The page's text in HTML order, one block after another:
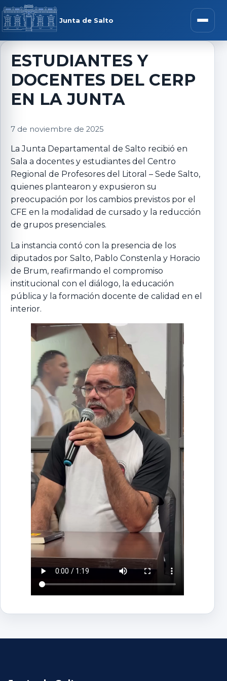
Saltar al contenido
Junta de Salto Abrir
menú
ESTUDIANTES Y
DOCENTES DEL CERP
EN LA JUNTA
7 de noviembre de 2025
La Junta Departamental de Salto recibió en
Sala a docentes y estudiantes del Centro
Regional de Profesores del Litoral – Sede Salto,
quienes plantearon y expusieron su
preocupación por los cambios previstos por el
CFE en la modalidad de cursado y la reducción
de grupos presenciales.
La instancia contó con la presencia de los
diputados por Salto, Pablo Constenla y Horacio
de Brum, reafirmando el compromiso
institucional con el diálogo, la educación
pública y la formación docente de calidad en el
interior.